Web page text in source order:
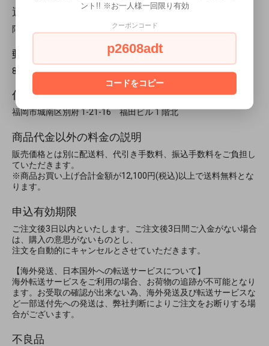
運営統括責任者名
阿部 良太
郵便番号
814-0104
住所
福岡市城南区別府 1-21-16 福田ビル 1 階北
商品代金以外の料金の説明
販売価格とは別に配送料、代引き手数料、振込手数料をご負担し
ていただきます。
※商品お買い上げ合計金額が12,100円(税込)以上で送料無料とな
ります。
申込有効期限
ご注文後3日以内といたします。ご注文後3日間ご入金がない場合
は、購入の意思がないものとし、
注文を自動的にキャンセルとさせていただきます。
【海外発送、日本国外への転送サービスについて】
海外転送サービスをご利用の場合、お荷物の追跡が不可能となり
ます。お受取の確認が出来ない為、海外発送及び転送サービスな
ど一部送付先への発送は、弊社判断によりご注文をお断りする場
合がございます。
不良品
ント!! ※お一人様一回限り有効
クーポンコード
p2608adt
コードをコピー